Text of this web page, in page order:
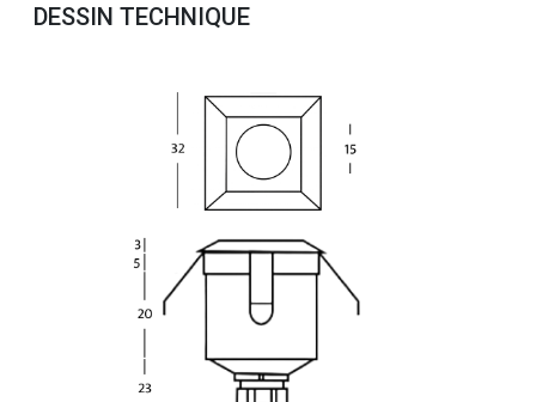
DESSIN TECHNIQUE